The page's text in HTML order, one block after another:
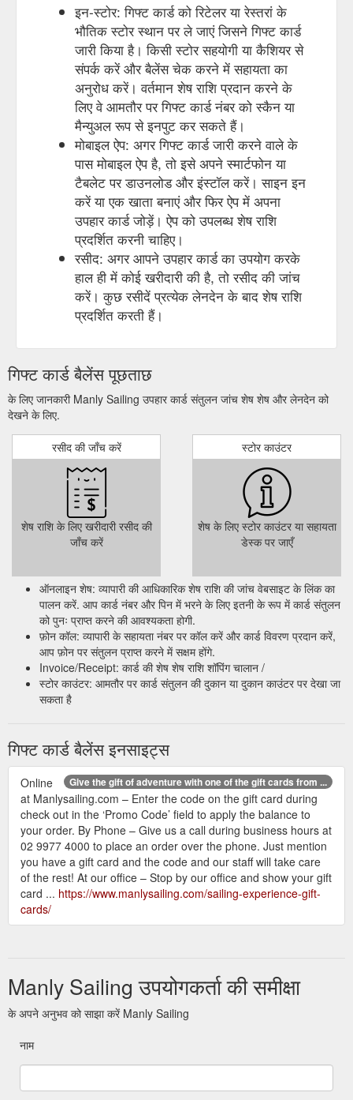
Manly''s Secret Beaches - Manly Sailing
Buy a gift card.
CHARTERS. Yacht Charter INFO. Manly Sailing offer a wide
range of yacht charter, boat hire and sailing experiences for
groups of various sizes different budgets. Sydney &
Surrounds. Southwinds Solace All Charter Boats. Southwinds
Experiences. Southwinds Charter Champagne Cruise Brunch
On The Bay New Year’s Eve. Solace Experiences. Solace
Private Charter Australia Day Private ...
https://www.manlysailing.com/manlys-secret-beaches/
Kayak tours in Manly - A Unique and Memorable Experience
gift card. CHARTERS. Yacht Charter INFO. Manly Sailing offer
a wide range of yacht charter, boat hire and sailing
experiences for groups of various sizes different budgets.
Sydney & Surrounds. Southwinds Solace All Charter Boats.
Southwinds Experiences. Southwinds Charter Champagne
Cruise Brunch On The Bay New Year’s Eve. Solace
Experiences. Solace Private Charter Australia Day Private ...
https://www.manlysailing.com/kayak-tours/
a wide range of yacht charter, boat hire and sailing
experiences for groups of various sizes different budgets.
Sydney & Surrounds. Southwinds Solace All Charter Boats.
Southwinds Experiences. Southwinds Charter Champagne
Cruise Brunch On The Bay New Year’s Eve. Solace
Experiences. Solace Private Charter Australia Day Private ...
https://www.manlysailing.com/kids-sailing-lessons/school-
holiday-sailing-courses/
Luxury Sailing Yacht | Private Charter
Buy a gift card.
CHARTERS. Yacht Charter INFO. Manly Sailing offer a wide
range of yacht charter, boat hire and sailing experiences for
Surrounds. Southwinds Solace All Charter Boats. Southwinds
Experiences. Southwinds Charter Champagne Cruise Brunch
On The Bay New Year’s Eve. Solace Experiences. Solace
Private Charter Australia Day Private ...
https://www.manlysailing.com/yacht-charter-sydney/luxury-
yacht-charter/
इन-स्टोर: गिफ्ट कार्ड को रिटेलर या रेस्तरां के
भौतिक स्टोर स्थान पर ले जाएं जिसने गिफ्ट कार्ड
जारी किया है। किसी स्टोर सहयोगी या कैशियर से
संपर्क करें और बैलेंस चेक करने में सहायता का
अनुरोध करें। वर्तमान शेष राशि प्रदान करने के
लिए वे आमतौर पर गिफ्ट कार्ड नंबर को स्कैन या
मैन्युअल रूप से इनपुट कर सकते हैं।
मोबाइल ऐप: अगर गिफ्ट कार्ड जारी करने वाले के
पास मोबाइल ऐप है, तो इसे अपने स्मार्टफोन या
टैबलेट पर डाउनलोड और इंस्टॉल करें। साइन इन
करें या एक खाता बनाएं और फिर ऐप में अपना
उपहार कार्ड जोड़ें। ऐप को उपलब्ध शेष राशि
प्रदर्शित करनी चाहिए।
रसीद: अगर आपने उपहार कार्ड का उपयोग करके
हाल ही में कोई खरीदारी की है, तो रसीद की जांच
करें। कुछ रसीदें प्रत्येक लेनदेन के बाद शेष राशि
प्रदर्शित करती हैं।
गिफ्ट कार्ड बैलेंस पूछताछ
के लिए जानकारी Manly Sailing उपहार कार्ड संतुलन जांच शेष शेष और लेनदेन को
देखने के लिए.
रसीद की जाँच करें
शेष राशि के लिए खरीदारी रसीद की
जाँच करें
स्टोर काउंटर
शेष के लिए स्टोर काउंटर या सहायता
डेस्क पर जाएँ
ऑनलाइन शेष: व्यापारी की आधिकारिक शेष राशि की जांच वेबसाइट के लिंक का
पालन करें. आप कार्ड नंबर और पिन में भरने के लिए इतनी के रूप में कार्ड संतुलन
को पुनः प्राप्त करने की आवश्यकता होगी.
फ़ोन कॉल: व्यापारी के सहायता नंबर पर कॉल करें और कार्ड विवरण प्रदान करें,
आप फ़ोन पर संतुलन प्राप्त करने में सक्षम होंगे.
Invoice/Receipt: कार्ड की शेष शेष राशि शॉपिंग चालान /
स्टोर काउंटर: आमतौर पर कार्ड संतुलन की दुकान या दुकान काउंटर पर देखा जा
सकता है
गिफ्ट कार्ड बैलेंस इनसाइट्स
Give the gift of adventure with one of the gift cards from ...
Online
at Manlysailing.com – Enter the code on the gift card during
check out in the ‘Promo Code’ field to apply the balance to
your order. By Phone – Give us a call during business hours at
02 9977 4000 to place an order over the phone. Just mention
you have a gift card and the code and our staff will take care
of the rest! At our office – Stop by our office and show your gift
card ... https://www.manlysailing.com/sailing-experience-gift-
cards/
Manly Sailing उपयोगकर्ता की समीक्षा
के अपने अनुभव को साझा करें Manly Sailing
नाम